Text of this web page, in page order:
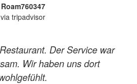
Roam760347
via tripadvisor
Der Service war
Wir haben uns dort